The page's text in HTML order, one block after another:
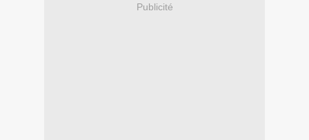
Publicité